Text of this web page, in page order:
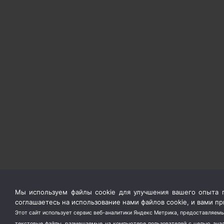
Мы используем файлы cookie для улучшения вашего опыта
соглашаетесь на использование нами файлов cookie, и вами
Этот сайт использует сервис веб-аналитики Яндекс Метрика,